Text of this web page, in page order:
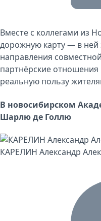
Вместе с коллегами из
дорожную карту — в ней
направления
партнёрские
реальную пользу
В новосибирском
Шарлю де Голлю
КАРЕЛИН Александр